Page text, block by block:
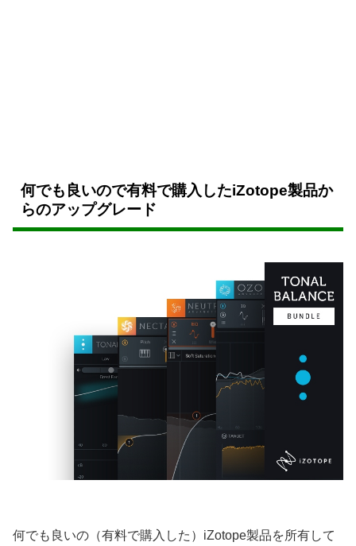
何でも良いので有料で購入したiZotope製品か
らのアップグレード
何でも良いの（有料で購入した）iZotope製品を所有して